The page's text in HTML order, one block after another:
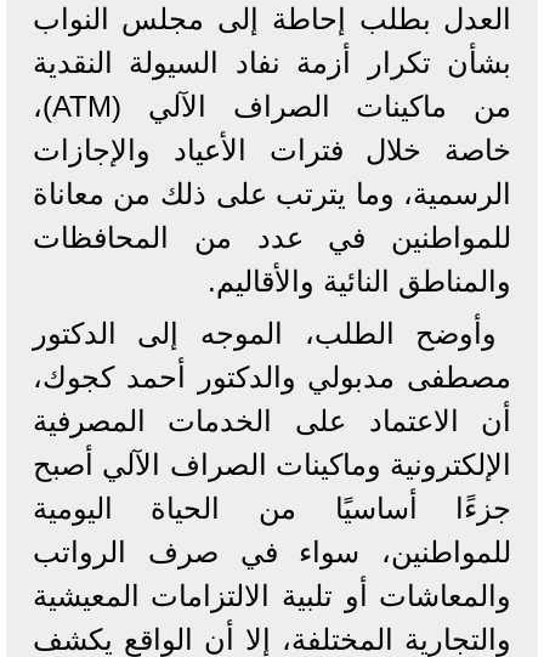
العدل بطلب إحاطة إلى مجلس النواب
بشأن تكرار أزمة نفاد السيولة النقدية
من ماكينات الصراف الآلي (ATM)،
خاصة خلال فترات الأعياد والإجازات
الرسمية، وما يترتب على ذلك من معاناة
للمواطنين في عدد من المحافظات
والمناطق النائية والأقاليم.
وأوضح الطلب، الموجه إلى الدكتور
مصطفى مدبولي والدكتور أحمد كجوك،
أن الاعتماد على الخدمات المصرفية
الإلكترونية وماكينات الصراف الآلي أصبح
جزءًا أساسيًا من الحياة اليومية
للمواطنين، سواء في صرف الرواتب
والمعاشات أو تلبية الالتزامات المعيشية
والتجارية المختلفة، إلا أن الواقع يكشف